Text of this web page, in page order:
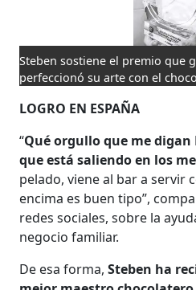
Steben sostiene el premio que
perfeccionó su arte con el
LOGRO EN ESPAÑA
“Qué orgullo que me
que está saliendo en los
pelado, viene al bar a servir
encima es buen tipo”,
redes sociales, sobre la
negocio familiar.
De esa forma,Steben ha